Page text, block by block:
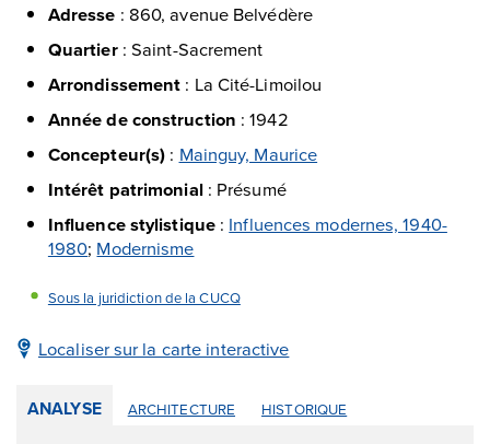
Adresse : 860, avenue Belvédère
Quartier: Saint-Sacrement
Arrondissement : La Cité-Limoilou
Année de construction :1942
Concepteur(s) : Mainguy, Maurice
Intérêt patrimonial: Présumé
Influence stylistique: Influences modernes, 1940-
1980; Modernisme
Sous la juridiction de la CUCQ
Localiser sur la carte interactive
ANALYSE ARCHITECTURE HISTORIQUE